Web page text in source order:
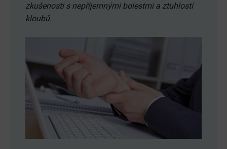
zkušenosti s nepříjemnými bolestmi a ztuhlostí
kloubů.